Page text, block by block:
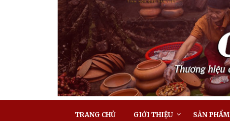
TRANG CHỦ GIỚI THIỆU SẢN PHẨM